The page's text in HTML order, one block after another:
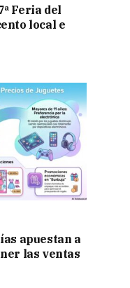
Feria del
local e
apuestan a
las ventas